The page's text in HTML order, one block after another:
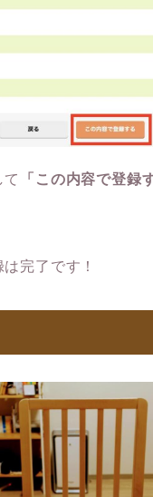
て 「この内容で登録
完了です！